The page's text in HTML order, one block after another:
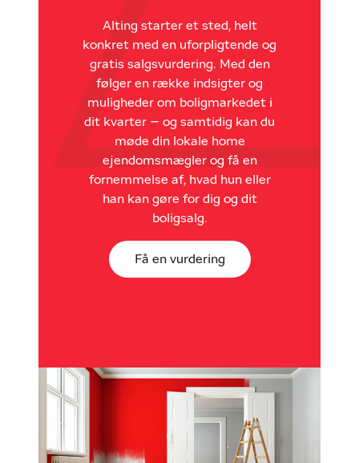
Alting starter et sted, helt
konkret med en uforpligtende og
gratis salgsvurdering. Med den
følger en række indsigter og
muligheder om boligmarkedet i
dit kvarter – og samtidig kan du
møde din lokale home
ejendomsmægler og få en
fornemmelse af, hvad hun eller
han kan gøre for dig og dit
boligsalg.
Få en vurdering